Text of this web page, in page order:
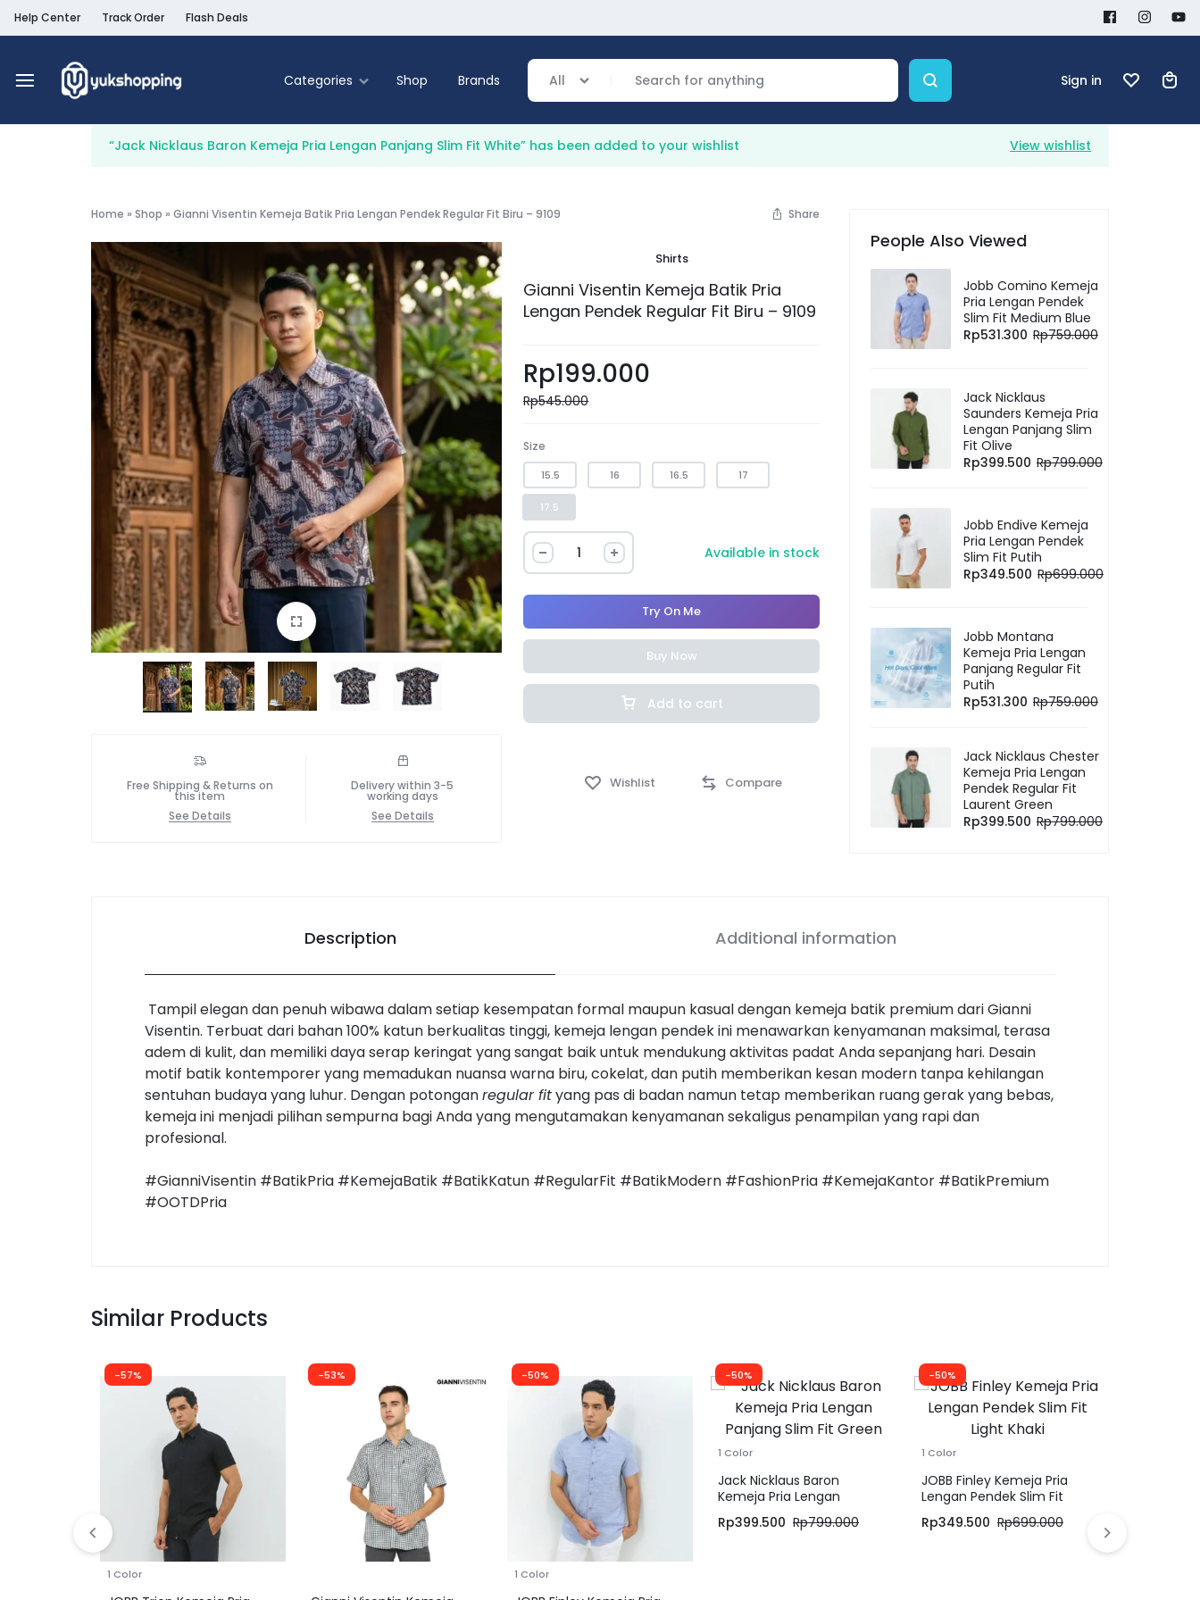
Help Center Track Order Flash Deals
Categories
Food & Beverage
Home & Living
Shop Brands All Sign in
View wishlist
“Jack Nicklaus Baron Kemeja Pria Lengan Panjang Slim Fit White” has been added to your wishlist
Home » Shop » Gianni Visentin Kemeja Batik Pria Lengan Pendek Regular Fit Biru – 9109 Share
Free Shipping & Returns on
this item
See Details
Delivery within 3-5
working days
See Details
Shirts
Gianni Visentin Kemeja Batik Pria
Lengan Pendek Regular Fit Biru – 9109
Rp199.000
Rp545.000
Size
15.5 16 16.5 17
17.5
Available in stock
Add to cart
Try On Me
Buy Now
Compare
Wishlist
People Also Viewed
Jobb Comino Kemeja
Pria Lengan Pendek
Slim Fit Medium Blue
Rp531.300 Rp759.000
Jack Nicklaus
Saunders Kemeja Pria
Lengan Panjang Slim
Fit Olive
Rp399.500 Rp799.000
Jobb Endive Kemeja
Pria Lengan Pendek
Slim Fit Putih
Rp349.500 Rp699.000
Jobb Montana
Kemeja Pria Lengan
Panjang Regular Fit
Putih
Rp531.300 Rp759.000
Jack Nicklaus Chester
Kemeja Pria Lengan
Pendek Regular Fit
Laurent Green
Rp399.500 Rp799.000
Description Additional information
Tampil elegan dan penuh wibawa dalam setiap kesempatan formal maupun kasual dengan kemeja batik premium dari Gianni
Visentin. Terbuat dari bahan 100% katun berkualitas tinggi, kemeja lengan pendek ini menawarkan kenyamanan maksimal, terasa
adem di kulit, dan memiliki daya serap keringat yang sangat baik untuk mendukung aktivitas padat Anda sepanjang hari. Desain
motif batik kontemporer yang memadukan nuansa warna biru, cokelat, dan putih memberikan kesan modern tanpa kehilangan
sentuhan budaya yang luhur. Dengan potonganregular fityang pas di badan namun tetap memberikan ruang gerak yang bebas,
kemeja ini menjadi pilihan sempurna bagi Anda yang mengutamakan kenyamanan sekaligus penampilan yang rapi dan
profesional.
#GianniVisentin #BatikPria #KemejaBatik #BatikKatun #RegularFit #BatikModern #FashionPria #KemejaKantor #BatikPremium
#OOTDPria
Similar Products
-57%
1 Color
-53% -50%
1 Color
-50%
1 Color
Jack Nicklaus Baron
Kemeja Pria Lengan
Rp399.500 Rp799.000
-50%
1 Color
JOBB Finley Kemeja Pria
Lengan Pendek Slim Fit
Rp349.500 Rp699.000